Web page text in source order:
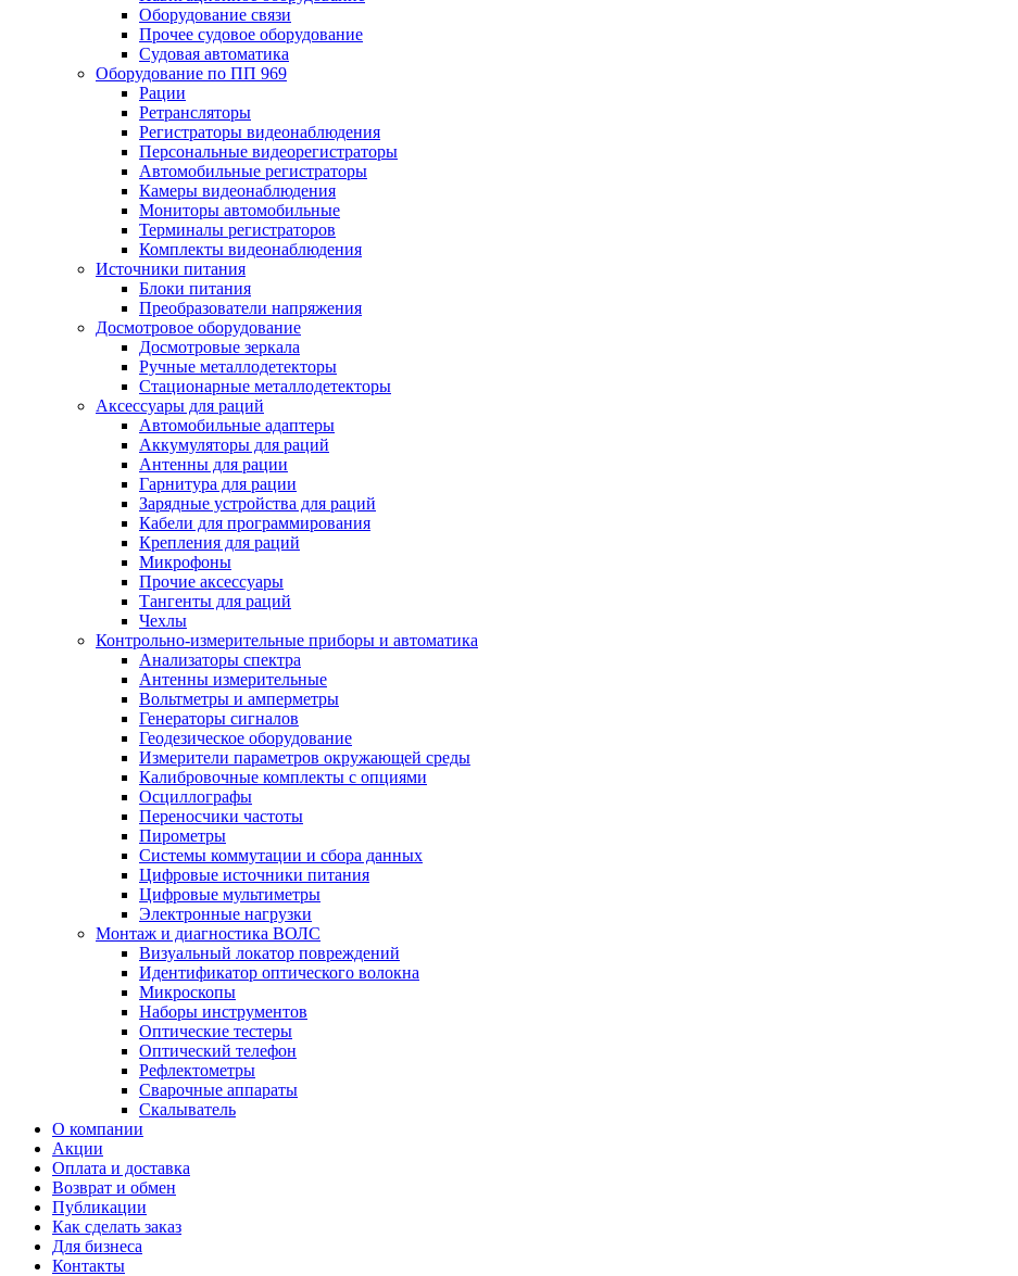
Оборудование связи
Прочее судовое оборудование
Судовая автоматика
Оборудование по ПП 969
Рации
Ретрансляторы
Регистраторы видеонаблюдения
Персональные видеорегистраторы
Автомобильные регистраторы
Камеры видеонаблюдения
Мониторы автомобильные
Терминалы регистраторов
Комплекты видеонаблюдения
Источники питания
Блоки питания
Преобразователи напряжения
Досмотровое оборудование
Досмотровые зеркала
Ручные металлодетекторы
Стационарные металлодетекторы
Аксессуары для раций
Автомобильные адаптеры
Аккумуляторы для раций
Антенны для рации
Гарнитура для рации
Зарядные устройства для раций
Кабели для программирования
Крепления для раций
Микрофоны
Прочие аксессуары
Тангенты для раций
Чехлы
Контрольно-измерительные приборы и автоматика
Анализаторы спектра
Антенны измерительные
Вольтметры и амперметры
Генераторы сигналов
Геодезическое оборудование
Измерители параметров окружающей среды
Калибровочные комплекты с опциями
Осциллографы
Переносчики частоты
Пирометры
Системы коммутации и сбора данных
Цифровые источники питания
Цифровые мультиметры
Электронные нагрузки
Монтаж и диагностика ВОЛС
Визуальный локатор повреждений
Идентификатор оптического волокна
Микроскопы
Наборы инструментов
Оптические тестеры
Оптический телефон
Рефлектометры
Сварочные аппараты
Скалыватель
О компании
Акции
Оплата и доставка
Возврат и обмен
Публикации
Как сделать заказ
Для бизнеса
Контакты